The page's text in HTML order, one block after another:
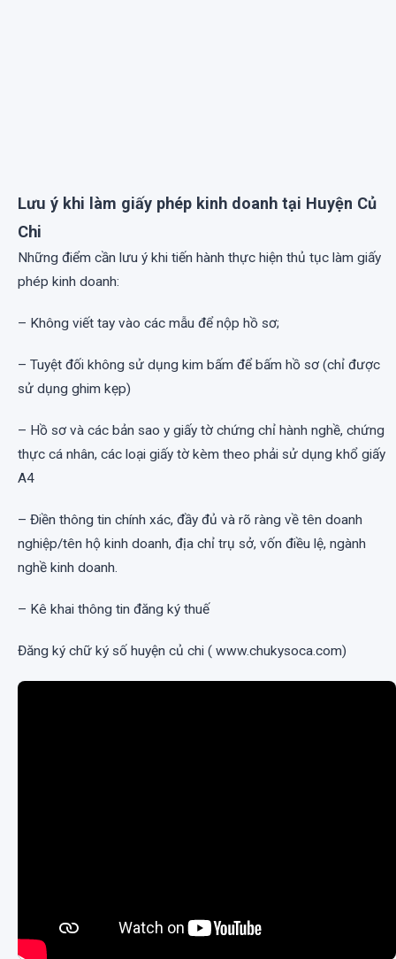
Lưu ý khi làm giấy phép kinh doanh tại Huyện Củ
Chi
Những điểm cần lưu ý khi tiến hành thực hiện thủ tục làm giấy
phép kinh doanh:
– Không viết tay vào các mẫu để nộp hồ sơ;
– Tuyệt đối không sử dụng kim bấm để bấm hồ sơ (chỉ được
sử dụng ghim kẹp)
– Hồ sơ và các bản sao y giấy tờ chứng chỉ hành nghề, chứng
thực cá nhân, các loại giấy tờ kèm theo phải sử dụng khổ giấy
A4
– Điền thông tin chính xác, đầy đủ và rõ ràng về tên doanh
nghiệp/tên hộ kinh doanh, địa chỉ trụ sở, vốn điều lệ, ngành
nghề kinh doanh.
– Kê khai thông tin đăng ký thuế
Đăng ký chữ ký số huyện củ chi ( www.chukysoca.com)